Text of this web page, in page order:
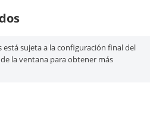
sujeta a la configuración final del
la ventana para obtener más